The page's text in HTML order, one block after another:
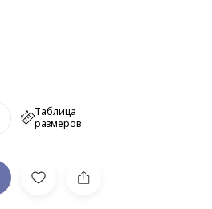
Таблица
размеров